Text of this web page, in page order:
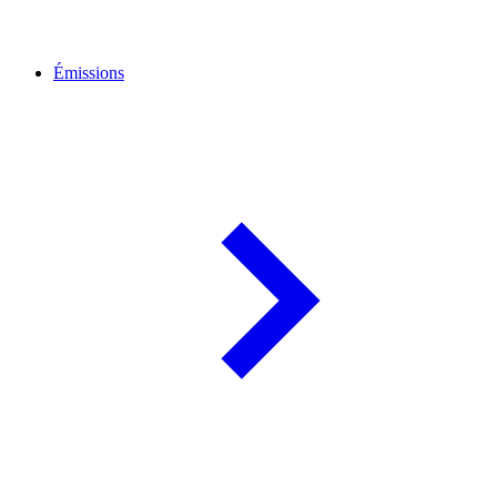
Émissions